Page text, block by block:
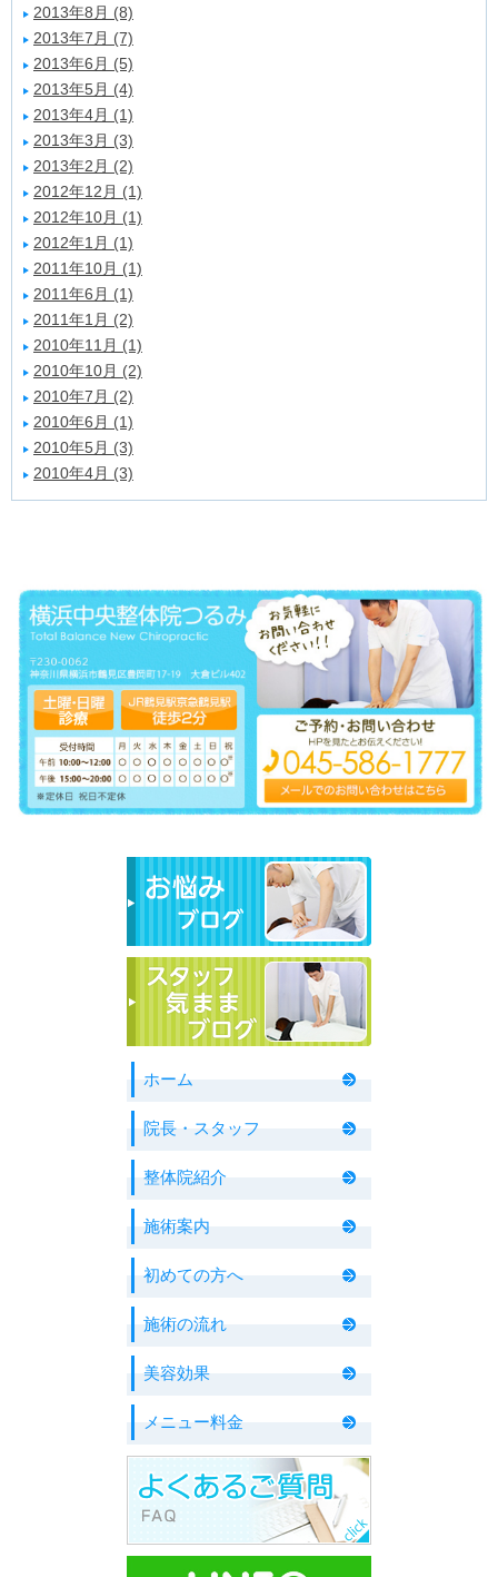
2013年8月 (8)
2013年7月 (7)
2013年6月 (5)
2013年5月 (4)
2013年4月 (1)
2013年3月 (3)
2013年2月 (2)
2012年12月 (1)
2012年10月 (1)
2012年1月 (1)
2011年10月 (1)
2011年6月 (1)
2011年1月 (2)
2010年11月 (1)
2010年10月 (2)
2010年7月 (2)
2010年6月 (1)
2010年5月 (3)
2010年4月 (3)
ホーム
院長・スタッフ
整体院紹介
施術案内
初めての方へ
施術の流れ
美容効果
メニュー料金